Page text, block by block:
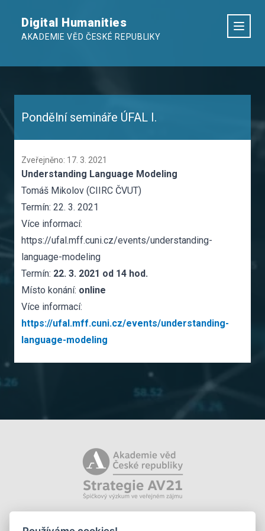
Digital Humanities
AKADEMIE VĚD ČESKÉ REPUBLIKY
Pondělní semináře ÚFAL I.
Zveřejněno: 17. 3. 2021
Understanding Language Modeling
Tomáš Mikolov (CIIRC ČVUT)
Termín: 22. 3. 2021
Více informací:
https://ufal.mff.cuni.cz/events/understanding-
language-modeling
Termín: 22. 3. 2021 od 14 hod.
Místo konání: online
Více informací:
https://ufal.mff.cuni.cz/events/understanding-
language-modeling